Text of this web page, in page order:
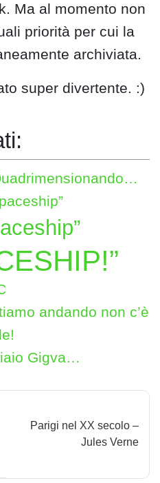
Ma al momento non
priorità per cui la
archiviata.
super divertente. :)
andando non c’è
Gigva…
Parigi nel XX secolo –
Jules Verne